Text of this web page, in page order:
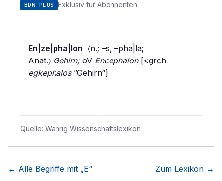
BDW PLUS Exklusiv für Abonnenten
En|ze|pha|lon 〈n.; –s, –pha|la;
Anat.〉 Gehirn;oV Encephalon[<grch.
egkephalos”Gehirn“]
Quelle: Wahrig Wissenschaftslexikon
← Alle Begriffe mit „E“ Zum Lexikon →